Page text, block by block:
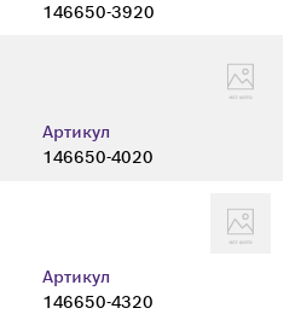
146650-3920
Артикул
146650-4020
Артикул
146650-4320